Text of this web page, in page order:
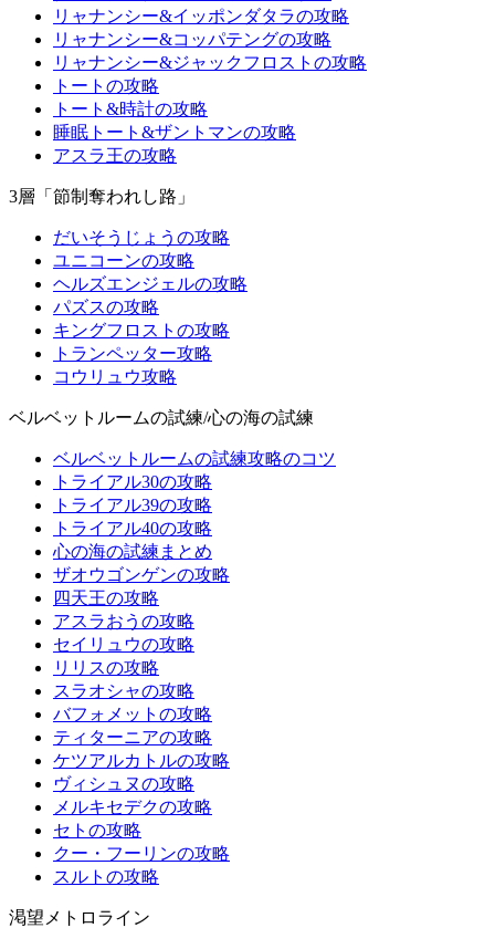
リャナンシー&イッポンダタラの攻略
リャナンシー&コッパテングの攻略
リャナンシー&ジャックフロストの攻略
トートの攻略
トート&時計の攻略
睡眠トート&ザントマンの攻略
アスラ王の攻略
3層「節制奪われし路」
だいそうじょうの攻略
ユニコーンの攻略
ヘルズエンジェルの攻略
パズスの攻略
キングフロストの攻略
トランペッター攻略
コウリュウ攻略
ベルベットルームの試練/心の海の試練
ベルベットルームの試練攻略のコツ
トライアル30の攻略
トライアル39の攻略
トライアル40の攻略
心の海の試練まとめ
ザオウゴンゲンの攻略
四天王の攻略
アスラおうの攻略
セイリュウの攻略
リリスの攻略
スラオシャの攻略
バフォメットの攻略
ティターニアの攻略
ケツアルカトルの攻略
ヴィシュヌの攻略
メルキセデクの攻略
セトの攻略
クー・フーリンの攻略
スルトの攻略
渇望メトロライン